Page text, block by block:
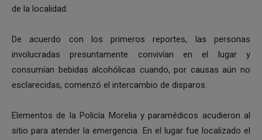
de la localidad.
De acuerdo con los primeros reportes, las personas
involucradas presuntamente convivían en el lugar y
consumían bebidas alcohólicas cuando, por causas aún no
esclarecidas, comenzó el intercambio de disparos.
Elementos de la Policía Morelia y paramédicos acudieron al
sitio para atender la emergencia. En el lugar fue localizado el